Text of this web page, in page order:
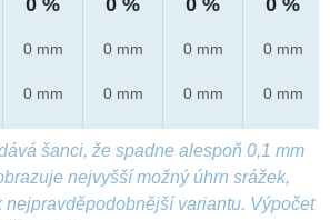
0 %
0 mm
0 mm
0 %
0 mm
0 mm
0 %
0 mm
0 mm
0 %
0 mm
0 mm
šanci, že spadne alespoň 0,1 mm
nejvyšší možný úhrn srážek,
nejpravděpodobnější variantu. Výpočet